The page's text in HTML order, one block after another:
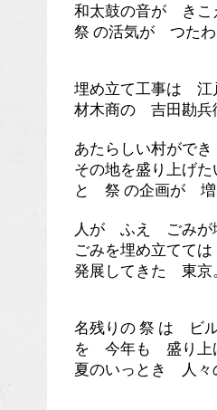
和太鼓の音が きこ
祭 の活気が つたわ
埋め立て工事は 江
材木商の 吉田勘
あたらしい村がで
その地を盛り上げた
と 祭 の企画が 増
人が ふえ ごみが
ごみを埋め立てて
発展してきた 東京
名残りの 祭 は ビ
を 今年も 盛り上
夏のいっとき 人々